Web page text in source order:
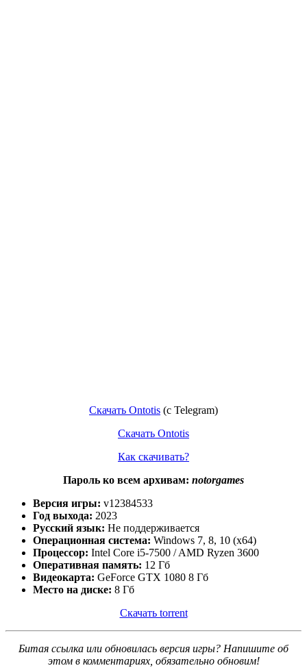
Скачать Ontotis (c Telegram)
Скачать Ontotis
Как скачивать?
Пароль ко всем архивам: notorgames
Версия игры: v12384533
Год выхода: 2023
Русский язык: Не поддерживается
Операционная система: Windows 7, 8, 10 (x64)
Процессор: Intel Core i5-7500 / AMD Ryzen 3600
Оперативная память: 12 Гб
Видеокарта: GeForce GTX 1080 8 Гб
Место на диске: 8 Гб
Скачать torrent
Битая ссылка или обновилась версия игры? Напишите об
этом в комментариях, обязательно обновим!